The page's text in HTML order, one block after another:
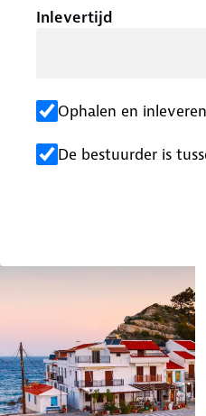
Inlevertijd
Ophalen en
De bestuurder is